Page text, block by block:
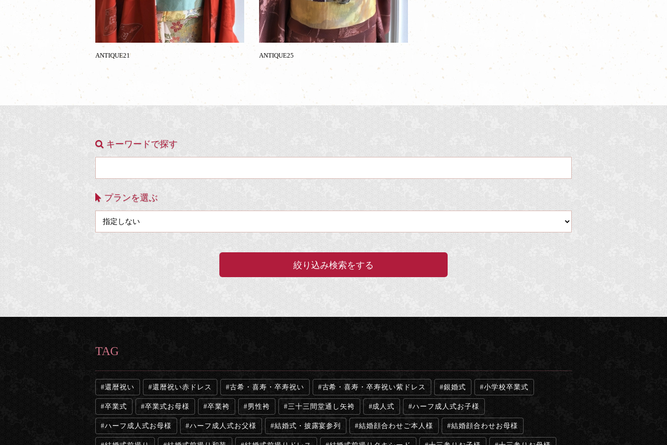
ANTIQUE21 ANTIQUE25
キーワードで探す
プランを選ぶ
TAG
還暦祝い 還暦祝い赤ドレス 古希・喜寿・卒寿祝い 古希・喜寿・卒寿祝い紫ドレス 銀婚式 小学校卒業式
卒業式 卒業式お母様 卒業袴 男性袴 三十三間堂通し矢袴 成人式 ハーフ成人式お子様
ハーフ成人式お母様 ハーフ成人式お父様 結婚式・披露宴参列 結婚顔合わせご本人様 結婚顔合わせお母様